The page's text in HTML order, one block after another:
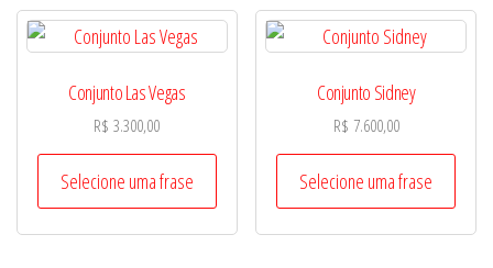
Conjunto Las Vegas
R$ 3.300,00
Selecione uma frase
Conjunto Sidney
R$ 7.600,00
Selecione uma frase